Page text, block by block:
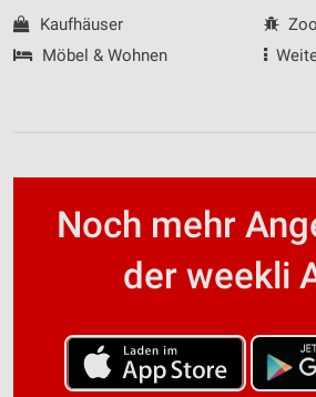
Kaufhäuser
Möbel & Wohnen
Noch mehr
der weekli